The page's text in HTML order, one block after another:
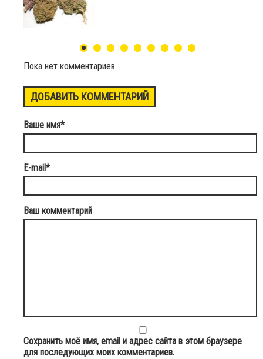
Пока нет комментариев
ДОБАВИТЬ КОММЕНТАРИЙ
Ваше имя*
E-mail*
Ваш комментарий
Сохранить моё имя, email и адрес сайта в этом браузере
для последующих моих комментариев.